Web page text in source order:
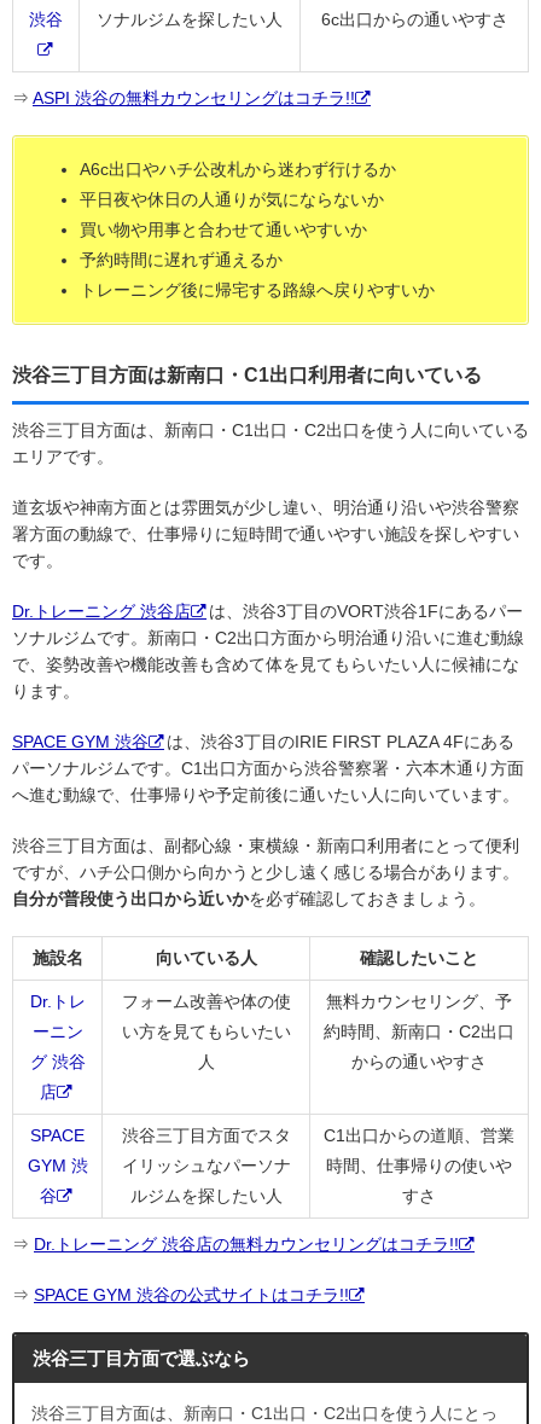
渋谷
ソナルジムを探したい人
6c出口からの通いやすさ
⇒ ASPI 渋谷の無料カウンセリングはコチラ!!
A6c出口やハチ公改札から迷わず行けるか
平日夜や休日の人通りが気にならないか
買い物や用事と合わせて通いやすいか
予約時間に遅れず通えるか
トレーニング後に帰宅する路線へ戻りやすいか
渋谷三丁目方面は新南口・C1出口利用者に向いている
渋谷三丁目方面は、新南口・C1出口・C2出口を使う人に向いている
エリアです。
道玄坂や神南方面とは雰囲気が少し違い、明治通り沿いや渋谷警察
署方面の動線で、仕事帰りに短時間で通いやすい施設を探しやすい
です。
Dr.トレーニング 渋谷店
は、渋谷3丁目のVORT渋谷1Fにあるパー
ソナルジムです。新南口・C2出口方面から明治通り沿いに進む動線
で、姿勢改善や機能改善も含めて体を見てもらいたい人に候補にな
ります。
SPACE GYM 渋谷
は、渋谷3丁目のIRIE FIRST PLAZA 4Fにある
パーソナルジムです。C1出口方面から渋谷警察署・六本木通り方面
へ進む動線で、仕事帰りや予定前後に通いたい人に向いています。
渋谷三丁目方面は、副都心線・東横線・新南口利用者にとって便利
ですが、ハチ公口側から向かうと少し遠く感じる場合があります。
自分が普段使う出口から近いかを必ず確認しておきましょう。
施設名 向いている人 確認したいこと
Dr.トレ
ーニン
グ 渋谷
店
フォーム改善や体の使
い方を見てもらいたい
人
無料カウンセリング、予
約時間、新南口・C2出口
からの通いやすさ
SPACE
GYM 渋
谷
渋谷三丁目方面でスタ
イリッシュなパーソナ
ルジムを探したい人
C1出口からの道順、営業
時間、仕事帰りの使いや
すさ
⇒ Dr.トレーニング 渋谷店の無料カウンセリングはコチラ!!
⇒ SPACE GYM 渋谷の公式サイトはコチラ!!
渋谷三丁目方面で選ぶなら
渋谷三丁目方面は、新南口・C1出口・C2出口を使う人にとっ